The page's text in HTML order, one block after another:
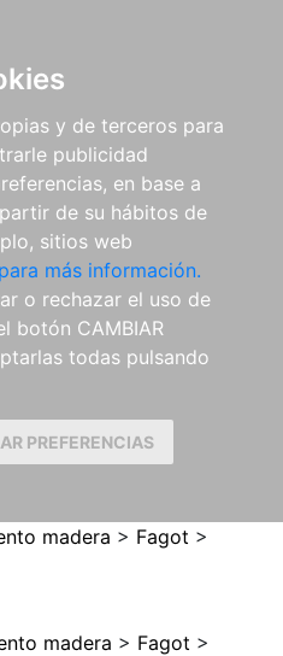
y de terceros para
publicidad
en base a
de su hábitos de
sitios web
más información.
o rechazar el uso de
botón CAMBIAR
todas pulsando
PREFERENCIAS
madera > Fagot >
madera > Fagot >